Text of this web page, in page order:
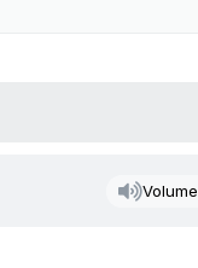
Volume